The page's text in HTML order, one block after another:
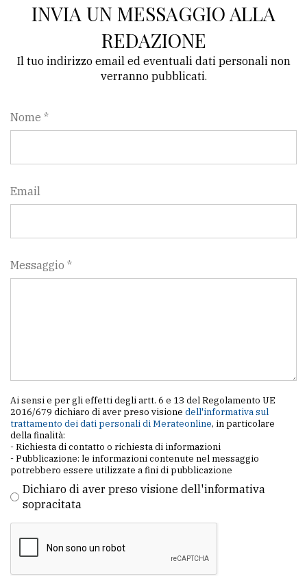
Privacy
Cookie
INVIA UN MESSAGGIO ALLA
REDAZIONE
Il tuo indirizzo email ed eventuali dati personali non
verranno pubblicati.
Nome *
Email
Messaggio *
Ai sensi e per gli effetti degli artt. 6 e 13 del Regolamento UE
2016/679 dichiaro di aver preso visione dell'informativa sul
trattamento dei dati personali di Merateonline, in particolare
della finalità:
- Richiesta di contatto o richiesta di informazioni
- Pubblicazione: le informazioni contenute nel messaggio
potrebbero essere utilizzate a fini di pubblicazione
Dichiaro di aver preso visione dell'informativa
sopracitata